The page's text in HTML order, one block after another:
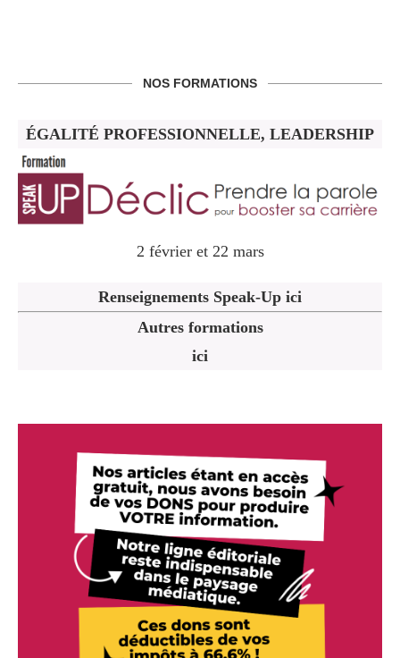
NOS FORMATIONS
ÉGALITÉ PROFESSIONNELLE, LEADERSHIP
2 février et 22 mars
Renseignements Speak-Up ici
Autres formations
ici